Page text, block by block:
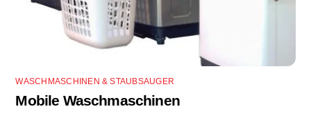
WASCHMASCHINEN & STAUBSAUGER
Mobile Waschmaschinen